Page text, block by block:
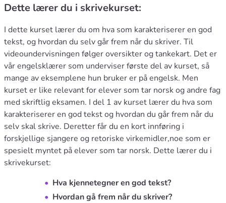
Dette lærer du i skrivekurset:
I dette kurset lærer du om hva som karakteriserer en god
tekst, og hvordan du selv går frem når du skriver. Til
videoundervisningen følger oversikter og tankekart. Det er
vår engelsklærer som underviser første del av kurset, så
mange av eksemplene hun bruker er på engelsk. Men
kurset er like relevant for elever som tar norsk og andre fag
med skriftlig eksamen. I del 1 av kurset lærer du hva som
karakteriserer en god tekst og hvordan du går frem når du
selv skal skrive. Deretter får du en kort innføring i
forskjellige sjangere og retoriske virkemidler,noe som er
spesielt myntet på elever som tar norsk. Dette lærer du i
skrivekurset:
Hva kjennetegner en god tekst?
Hvordan gå frem når du skriver?